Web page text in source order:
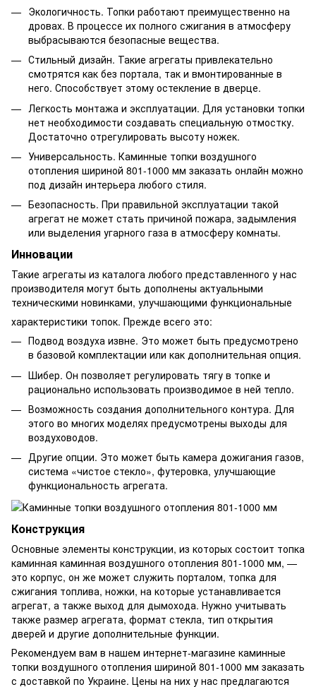
Экологичность. Топки работают преимущественно на
дровах. В процессе их полного сжигания в атмосферу
выбрасываются безопасные вещества.
Стильный дизайн. Такие агрегаты привлекательно
смотрятся как без портала, так и вмонтированные в
него. Способствует этому остекление в дверце.
Легкость монтажа и эксплуатации. Для установки топки
нет необходимости создавать специальную отмостку.
Достаточно отрегулировать высоту ножек.
Универсальность. Каминные топки воздушного
отопления шириной 801-1000 мм заказать онлайн можно
под дизайн интерьера любого стиля.
Безопасность. При правильной эксплуатации такой
агрегат не может стать причиной пожара, задымления
или выделения угарного газа в атмосферу комнаты.
Инновации
Такие агрегаты из каталога любого представленного у нас
производителя могут быть дополнены актуальными
техническими новинками, улучшающими функциональные
характеристики топок. Прежде всего это:
Подвод воздуха извне. Это может быть предусмотрено
в базовой комплектации или как дополнительная опция.
Шибер. Он позволяет регулировать тягу в топке и
рационально использовать производимое в ней тепло.
Возможность создания дополнительного контура. Для
этого во многих моделях предусмотрены выходы для
воздуховодов.
Другие опции. Это может быть камера дожигания газов,
система «чистое стекло», футеровка, улучшающие
функциональность агрегата.
Конструкция
Основные элементы конструкции, из которых состоит топка
каминная каминная воздушного отопления 801-1000 мм, —
это корпус, он же может служить порталом, топка для
сжигания топлива, ножки, на которые устанавливается
агрегат, а также выход для дымохода. Нужно учитывать
также размер агрегата, формат стекла, тип открытия
дверей и другие дополнительные функции.
Рекомендуем вам в нашем интернет-магазине каминные
топки воздушного отопления шириной 801-1000 мм заказать
с доставкой по Украине. Цены на них у нас предлагаются